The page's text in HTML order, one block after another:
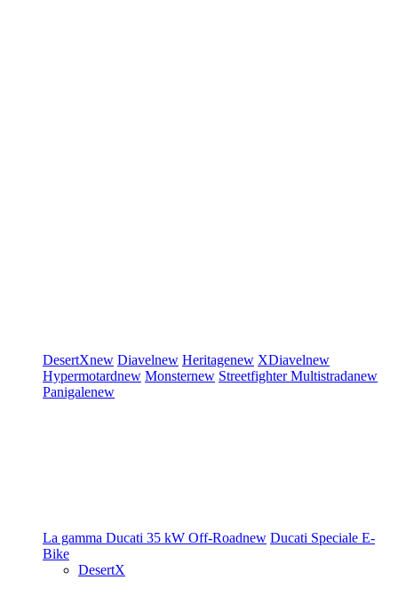
DesertXnew Diavelnew Heritagenew XDiavelnew
Hypermotardnew Monsternew StreetfighterMultistradanew
Panigalenew
La gamma Ducati 35 kW Off-Roadnew Ducati Speciale E-
Bike
DesertX